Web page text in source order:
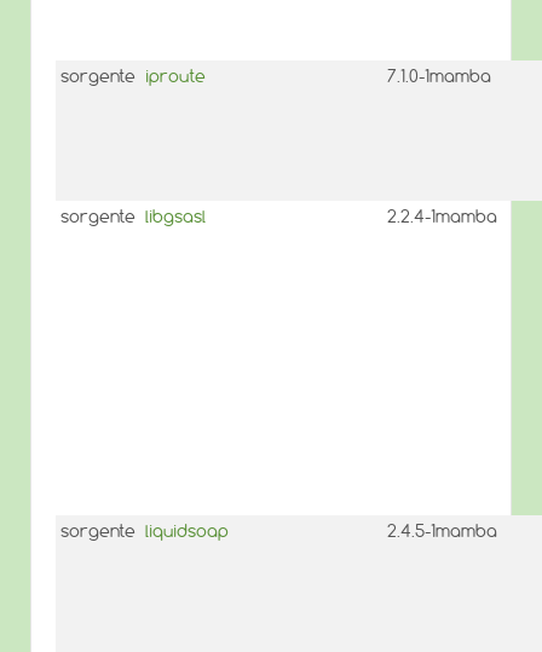
sorgente iproute 7.1.0-1mamba
sorgente libgsasl 2.2.4-1mamba
sorgente liquidsoap 2.4.5-1mamba